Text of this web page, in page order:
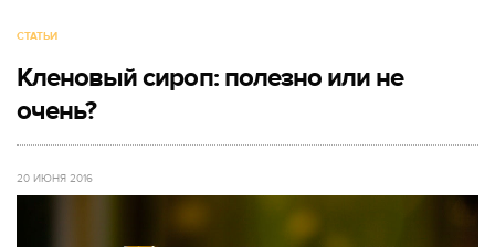
СТАТЬИ
Кленовый сироп: полезно или не
очень?
20 ИЮНЯ 2016